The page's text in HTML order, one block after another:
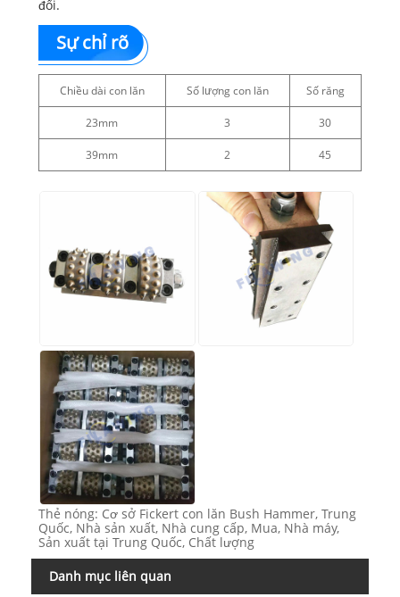
đổi.
Sự chỉ rõ
Chiều dài con lăn Số lượng con lăn Số răng
23mm 3 30
39mm 2 45
Thẻ nóng: Cơ sở Fickert con lăn Bush Hammer, Trung
Quốc, Nhà sản xuất, Nhà cung cấp, Mua, Nhà máy,
Sản xuất tại Trung Quốc, Chất lượng
Danh mục liên quan